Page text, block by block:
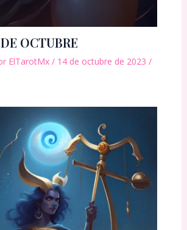
OCTUBRE
ElTarotMx / 14 de octubre de 2023 /